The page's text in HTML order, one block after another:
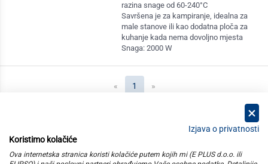
razina snage od 60-240°C
Savršena je za kampiranje, idealna za
male stanove ili kao dodatna ploča za
kuhanje kada nema dovoljno mjesta
Snaga: 2000 W
« 1 (current)
»
kategorije
Izjava o privatnosti
Koristimo kolačiće
Ova internetska stranica koristi kolačiće putem kojih mi (E PLUS d.o.o. ili